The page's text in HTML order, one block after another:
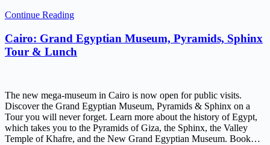
Continue Reading
Cairo: Grand Egyptian Museum, Pyramids, Sphinx
Tour & Lunch
The new mega-museum in Cairo is now open for public visits.
Discover the Grand Egyptian Museum, Pyramids & Sphinx on a
Tour you will never forget. Learn more about the history of Egypt,
which takes you to the Pyramids of Giza, the Sphinx, the Valley
Temple of Khafre, and the New Grand Egyptian Museum. Book…